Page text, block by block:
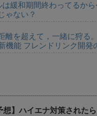
は緩和期間終わってるか
ゃない？
離を超えて，一緒に狩る
機能 フレンドリンク開発
想】ハイエナ対策された